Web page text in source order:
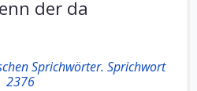
der da
Sprichwörter. Sprichwort
2376